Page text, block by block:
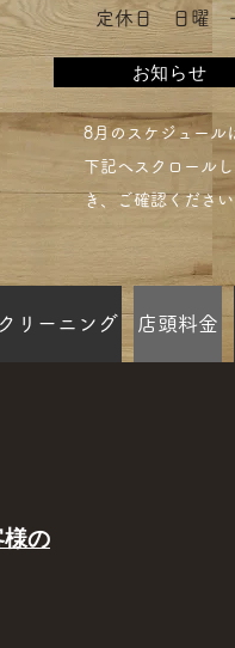
定休日 日曜
お知らせ
​8月のスケジュール
下記へスクロール
き、ご確認ください​
リーニング 店頭料金
の